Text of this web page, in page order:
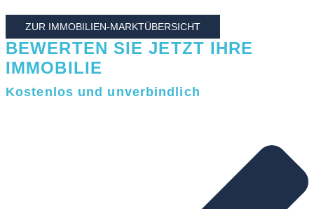
ZUR IMMOBILIEN-MARKTÜBERSICHT
BEWERTEN SIE JETZT IHRE
IMMOBILIE
Kostenlos und unverbindlich